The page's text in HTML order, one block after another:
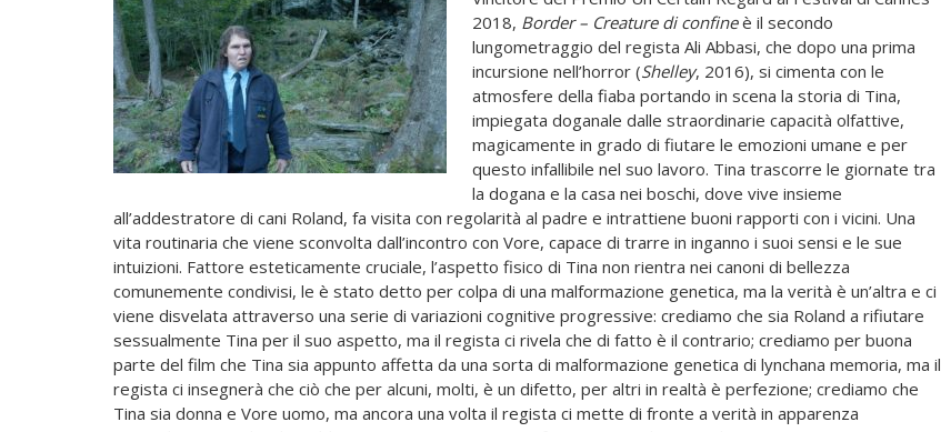
2018, Border – Creature di confineè il secondo
lungometraggio del regista Ali Abbasi, che dopo una prima
incursione nell’horror (Shelley, 2016), si cimenta con le
atmosfere della fiaba portando in scena la storia di Tina,
impiegata doganale dalle straordinarie capacità olfattive,
magicamente in grado di fiutare le emozioni umane e per
questo infallibile nel suo lavoro. Tina trascorre le giornate tra
la dogana e la casa nei boschi, dove vive insieme
all’addestratore di cani Roland, fa visita con regolarità al padre e intrattiene buoni rapporti con i vicini. Una
vita routinaria che viene sconvolta dall’incontro con Vore, capace di trarre in inganno i suoi sensi e le sue
intuizioni. Fattore esteticamente cruciale, l’aspetto fisico di Tina non rientra nei canoni di bellezza
comunemente condivisi, le è stato detto per colpa di una malformazione genetica, ma la verità è un’altra e ci
viene disvelata attraverso una serie di variazioni cognitive progressive: crediamo che sia Roland a rifiutare
sessualmente Tina per il suo aspetto, ma il regista ci rivela che di fatto è il contrario; crediamo per buona
parte del film che Tina sia appunto affetta da una sorta di malformazione genetica di lynchana memoria, ma il
regista ci insegnerà che ciò che per alcuni, molti, è un difetto, per altri in realtà è perfezione; crediamo che
Tina sia donna e Vore uomo, ma ancora una volta il regista ci mette di fronte a verità in apparenza